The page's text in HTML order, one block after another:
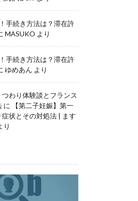
手続き方法は？滞在許
MASUKO より
手続き方法は？滞在許
ゆめあん より
つわり体験談とフランス
に
【第二子妊娠】第一
状とその対処法 | ます
り